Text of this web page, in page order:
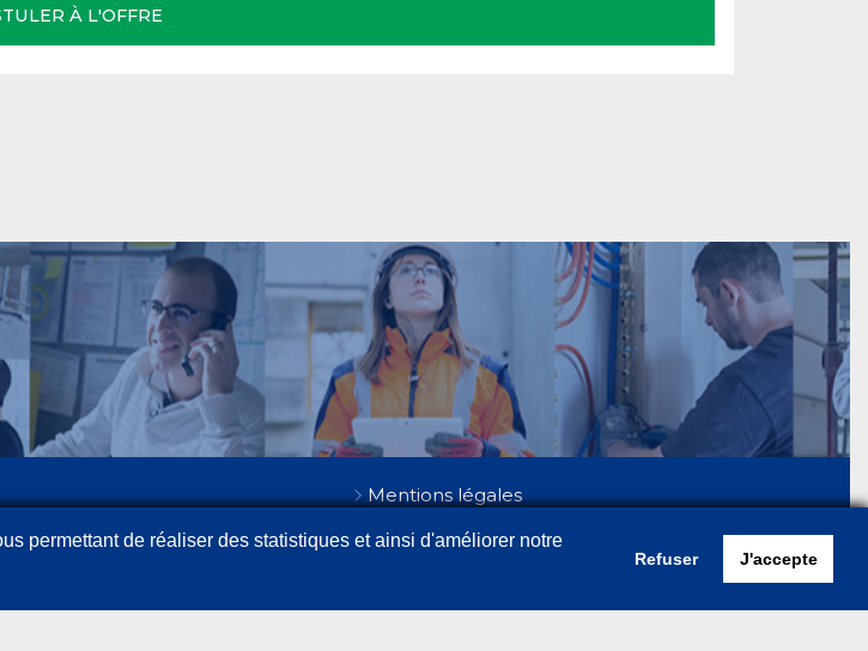
À L'OFFRE
Mentions légales
Cookies
permettant de réaliser des statistiques et ainsi d'améliorer notre
Refuser J'accepte